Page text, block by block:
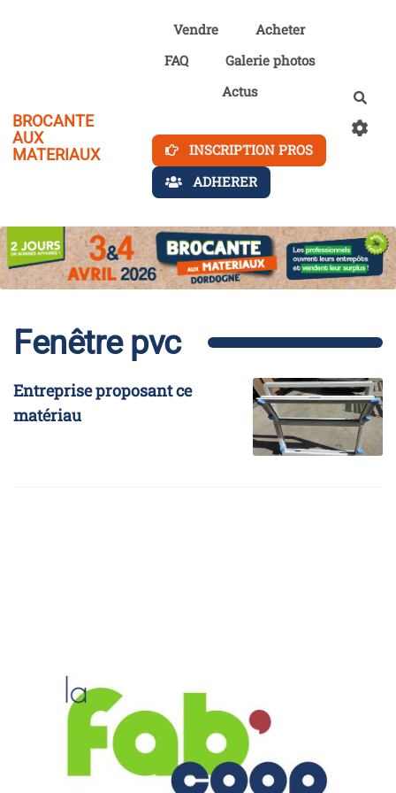
Aller au contenu principal
BROCANTE
AUX
MATERIAUX
Vendre
Acheter
FAQ
Galerie photos
Actus
INSCRIPTION PROS
ADHERER
Fenêtre pvc
Entreprise proposant ce
matériau